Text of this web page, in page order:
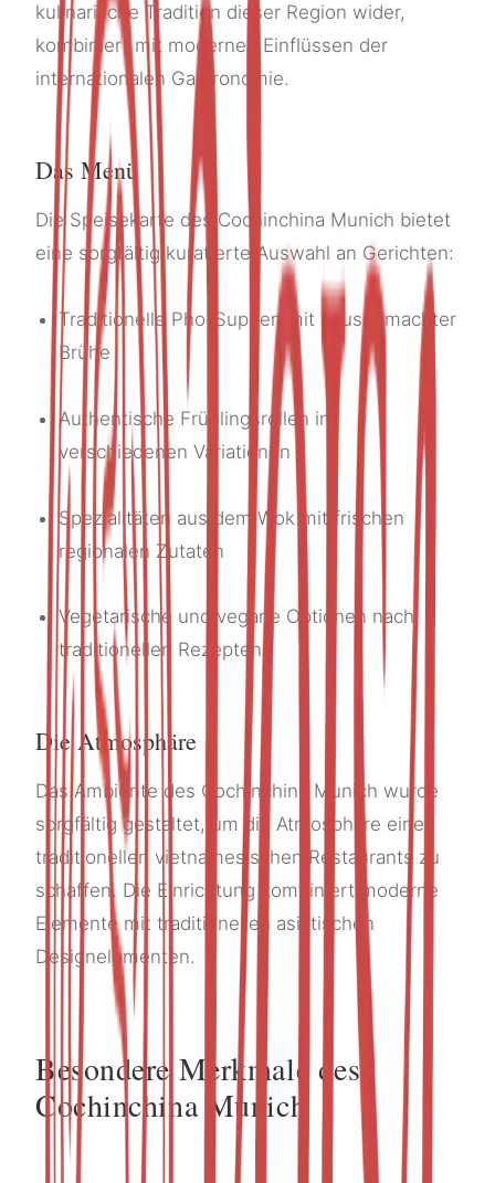
kulinarische Tradition dieser Region wider,
kombiniert mit modernen Einflüssen der
internationalen Gastronomie.
Das Menü
Die Speisekarte des Cochinchina Munich bietet
eine sorgfältig kuratierte Auswahl an Gerichten:
Traditionelle Pho-Suppen mit hausgemachter
Brühe
Authentische Frühlingsrollen in
verschiedenen Variationen
Spezialitäten aus dem Wok mit frischen
regionalen Zutaten
Vegetarische und vegane Optionen nach
traditionellen Rezepten
Die Atmosphäre
Das Ambiente des Cochinchina Munich wurde
sorgfältig gestaltet, um die Atmosphäre eines
traditionellen vietnamesischen Restaurants zu
schaffen. Die Einrichtung kombiniert moderne
Elemente mit traditionellen asiatischen
Designelementen.
Besondere Merkmale des
Cochinchina Munich